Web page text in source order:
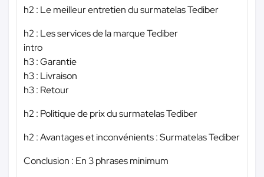
h2 : Le meilleur entretien du surmatelas Tediber
h2 : Les services de la marque Tediber
intro
h3 : Garantie
h3 : Livraison
h3 : Retour
h2 : Politique de prix du surmatelas Tediber
h2 : Avantages et inconvénients : Surmatelas Tediber
Conclusion : En 3 phrases minimum